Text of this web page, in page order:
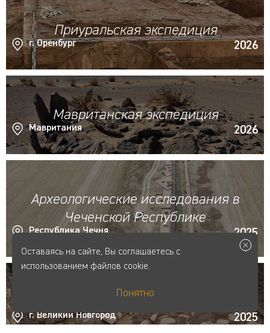
Приуральская экспедиция
г. Оренбург 2026
Мавританская экспедиция
Мавритания 2026
Археологические исследования в
Чеченской Республике
Республика Чечня 2025
г. Великий Новгород 2025
Оставаясь на сайте, Вы соглашаетесь с
использованием файлов cookie.
Понятно